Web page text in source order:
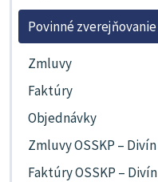
Povinné zverejňovanie
Zmluvy
Faktúry
Objednávky
Zmluvy OSSKP – Divín
Faktúry OSSKP – Divín